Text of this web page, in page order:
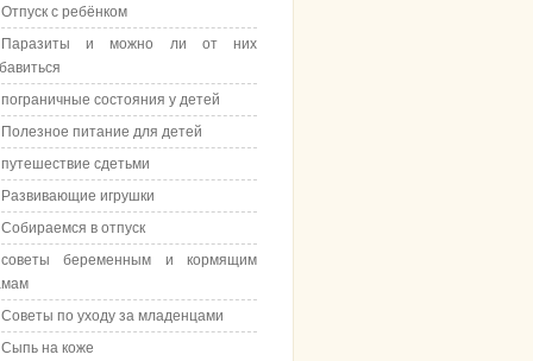
Отпуск с ребёнком
Паразиты и можно ли от них
пограничные состояния у детей
Полезное питание для детей
путешествие сдетьми
Развивающие игрушки
Собираемся в отпуск
советы беременным и кормящим
Советы по уходу за младенцами
Сыпь на коже